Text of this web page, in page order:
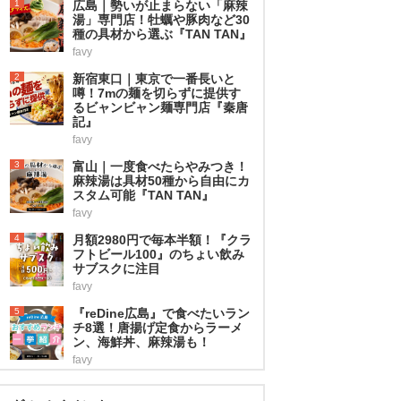
1
広島｜勢いが止まらない「麻辣
湯」専門店！牡蠣や豚肉など30
種の具材から選ぶ『TAN TAN』
favy
2
新宿東口｜東京で一番長いと
噂！7mの麺を切らずに提供す
るビャンビャン麺専門店『秦唐
記』
favy
3
富山｜一度食べたらやみつき！
麻辣湯は具材50種から自由にカ
スタム可能『TAN TAN』
favy
4
月額2980円で毎本半額！『クラ
フトビール100』のちょい飲み
サブスクに注目
favy
5
『reDine広島』で食べたいラン
チ8選！唐揚げ定食からラーメ
ン、海鮮丼、麻辣湯も！
favy